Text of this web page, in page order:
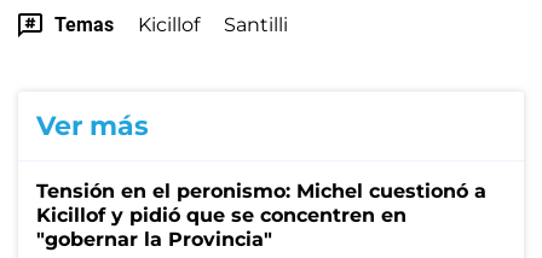
Temas Kicillof Santilli
Ver más
Tensión en el peronismo: Michel cuestionó a
Kicillof y pidió que se concentren en
"gobernar la Provincia"